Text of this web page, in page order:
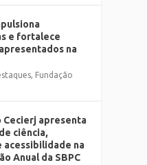
e fortalece
na
, Fundação
Cecierj apresenta
ciência,
acessibilidade na
Anual da SBPC